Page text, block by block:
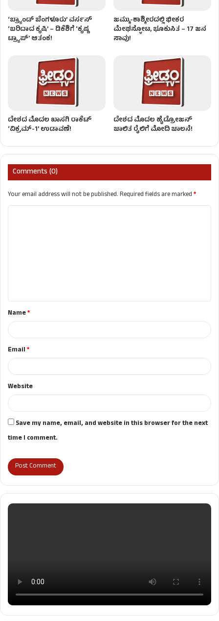
‘ಬ್ರ್ಯಾಂಡ್ ಬೆಂಗಳೂರು’ ವರ್ಸಸ್
‘ಬರಿದಾದ ಕೃಷಿ’ – ಡಿಕೆಶಿಗೆ ‘ಕೃಷ್ಣ
ಟ್ರ್ಯಾಪ್’ ಆತಂಕ!
ಜಮ್ಮು-ಕಾಶ್ಮೀರದಲ್ಲಿ ಭೀಕರ
ಮೇಘಸ್ಫೋಟ, ಭೂಕುಸಿತ – 17 ಜನ
ಸಾವು!
ದೇಶದ ಮೊದಲ ಖಾಸಗಿ ರಾಕೆಟ್
‘ವಿಕ್ರಮ್-1’ ಉಡಾವಣೆ!
ದೇಶದ ಮೊದಲ ಹೈಡ್ರೋಜನ್‌
ಚಾಲಿತ ರೈಲಿಗೆ ಮೋದಿ ಚಾಲನೆ!
Comments (0)
Your email address will not be published.Required fields are marked*
t
*Name*
Email*
Website
Save my name, email, and website in this browser for the next
time I comment.